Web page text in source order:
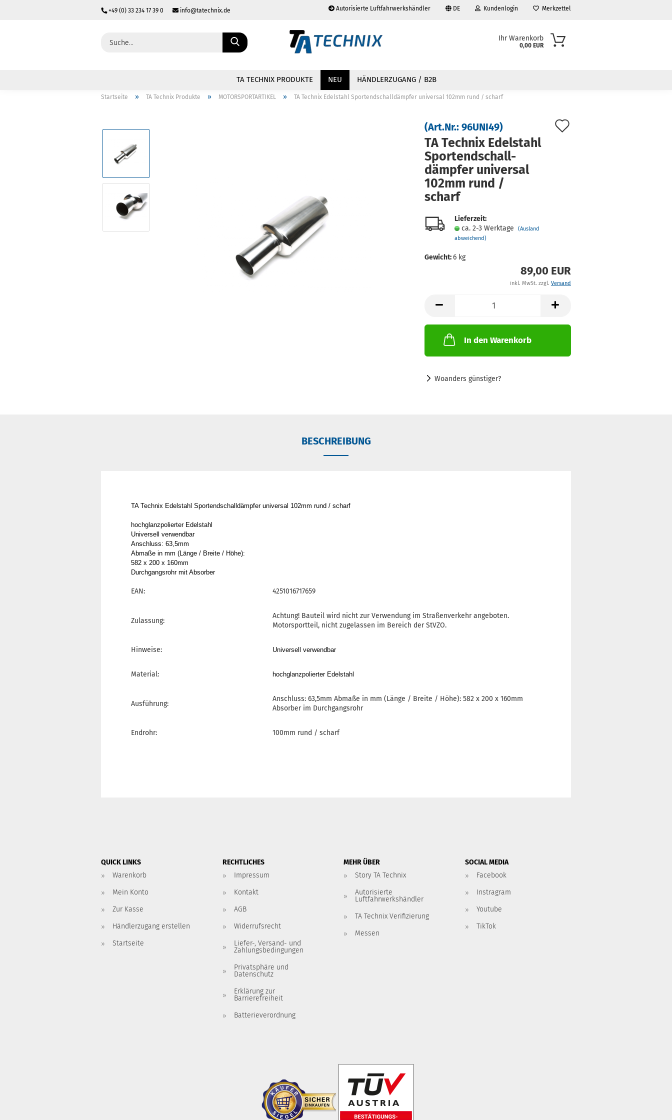
+49 (0) 33 234 17 39 0 info@tatechnix.de Autorisierte Luftfahrwerkshändler DE
Sprache auswählen
Kundenlogin
Passwort vergessen?
Merkzettel
Ihr Warenkorb
0,00 EUR
TA TECHNIX PRODUKTE NEU HÄNDLERZUGANG / B2B
Startseite » TA Technix Produkte » MOTORSPORTARTIKEL » TA Technix Edelstahl Sportendschalldämpfer universal 102mm rund / scharf
(Art.Nr.: 96UNI49)
TA Tech­nix Edel­stahl
Sportend­schall­
dämp­fer uni­ver­sal
102mm rund /
scharf
Lieferzeit:
ca. 2-3 Werktage
(Ausland
abweichend)
Gewicht:6kg
89,00 EUR
inkl. MwSt. zzgl. Versand
In den Warenkorb
Woanders günstiger?
BESCHREIBUNG
TA Technix Edelstahl Sportendschalldämpfer universal 102mm rund / scharf
hochglanzpolierter Edelstahl
Universell verwendbar
Anschluss: 63,5mm
Abmaße in mm (Länge / Breite / Höhe):
582 x 200 x 160mm
Durchgangsrohr mit Absorber
EAN: 4251016717659
Zulassung:
Achtung! Bauteil wird nicht zur Verwendung im Straßenverkehr angeboten.
Motorsportteil, nicht zugelassen im Bereich der StVZO.
Hinweise: Universell verwendbar
Material: hochglanzpolierter Edelstahl
Ausführung:
Anschluss: 63,5mm Abmaße in mm (Länge / Breite / Höhe): 582 x 200 x 160mm
Absorber im Durchgangsrohr
Endrohr: 100mm rund / scharf
QUICK LINKS
Warenkorb
Mein Konto
Zur Kasse
Händlerzugang erstellen
Startseite
RECHTLICHES
Impressum
Kontakt
AGB
Widerrufsrecht
Liefer-, Versand- und
Zahlungsbedingungen
Privatsphäre und
Datenschutz
Erklärung zur
Barrierefreiheit
Batterieverordnung
MEHR ÜBER
Story TA Technix
Autorisierte
Luftfahrwerkshändler
TA Technix Verifizierung
Messen
SOCIAL MEDIA
Facebook
Instragram
Youtube
TikTok